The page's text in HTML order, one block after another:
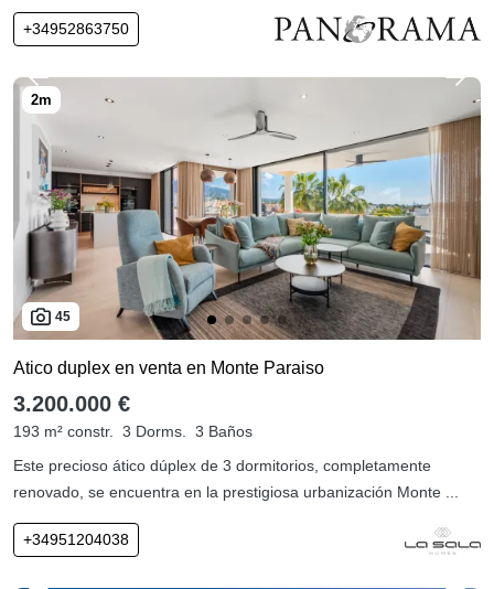
+34952863750
45
Atico duplex en venta en Monte Paraiso
3.200.000 €
193 m² constr. 3 Dorms. 3 Baños
Este precioso ático dúplex de 3 dormitorios, completamente
renovado, se encuentra en la prestigiosa urbanización Monte ...
+34951204038